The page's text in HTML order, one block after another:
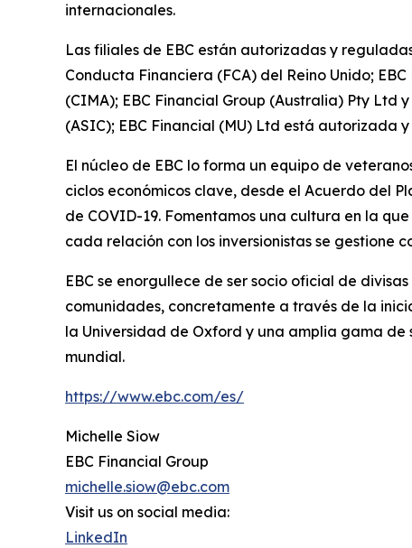
internacionales.
Las filiales de EBC están autorizadas y
Conducta Financiera (FCA) del Reino Unido;
(CIMA); EBC Financial Group (Australia) Pty Ltd
(ASIC); EBC Financial (MU) Ltd está autorizada
El núcleo de EBC lo forma un equipo de
ciclos económicos clave, desde el Acuerdo del
de COVID-19. Fomentamos una cultura en la
cada relación con los inversionistas se gestione
EBC se enorgullece de ser socio oficial de
comunidades, concretamente a través de la
la Universidad de Oxford y una amplia gama
mundial.
https://www.ebc.com/es/
Michelle Siow
EBC Financial Group
michelle.siow@ebc.com
Visit us on social media:
LinkedIn